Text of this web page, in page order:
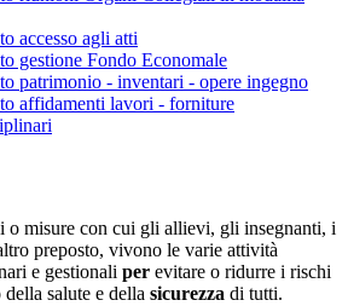
accesso agli atti
gestione Fondo Economale
patrimonio - inventari - opere ingegno
affidamenti lavori - forniture
o misure con cui gli allievi, gli insegnanti, i
preposto, vivono le varie attività
e gestionali per evitare o ridurre i rischi
salute e della sicurezza di tutti.